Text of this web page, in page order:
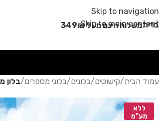
Skip to navigation
Skip to main content
משלוח חינם מעל 349₪
עמוד הבית/קישוטים/בלונים/בלוני מספרים/בלון מיילר 34″
ללא
מע"מ